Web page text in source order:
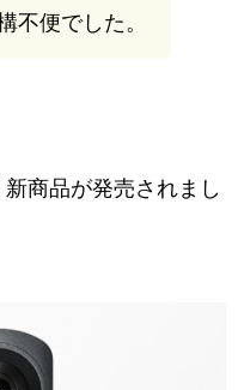
不便でした。
商品が発売されまし